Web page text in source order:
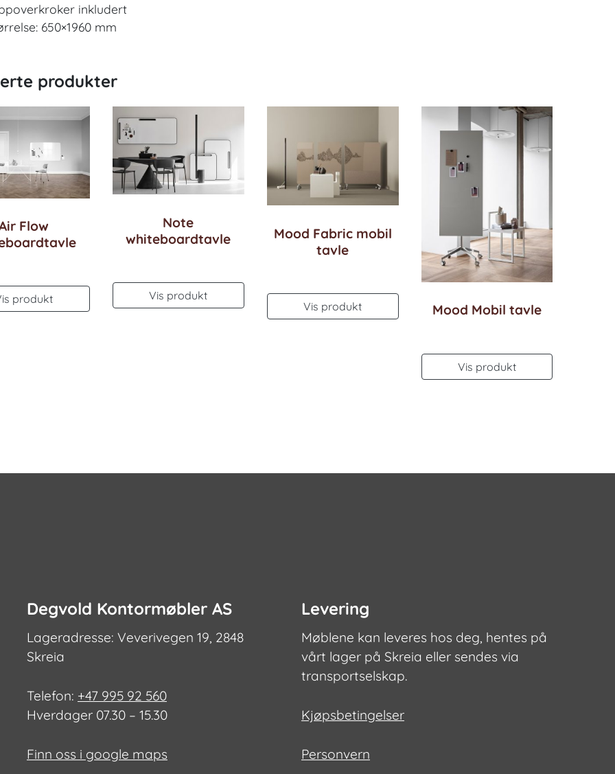
inkludert
650×1960 mm
produkter
Flow
produkt
Note
whiteboardtavle
Vis produkt
Mood Fabric mobil
tavle
Vis produkt Mood Mobil tavle
Vis produkt
Degvold Kontormøbler AS
Lageradresse: Veverivegen 19, 2848
Skreia
Telefon: +47 995 92 560
Hverdager 07.30 – 15.30
Finn oss i google maps
Levering
Møblene kan leveres hos deg, hentes på
vårt lager på Skreia eller sendes via
transportselskap.
Kjøpsbetingelser
Personvern